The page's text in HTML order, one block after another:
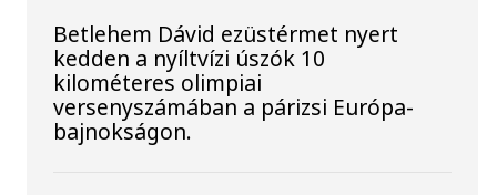
Betlehem Dávid ezüstérmet nyert
kedden a nyíltvízi úszók 10
kilométeres olimpiai
versenyszámában a párizsi Európa-
bajnokságon.